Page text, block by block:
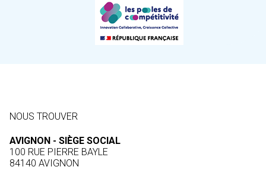
NOUS TROUVER
AVIGNON - SIÈGE SOCIAL
100 RUE PIERRE BAYLE
84140 AVIGNON